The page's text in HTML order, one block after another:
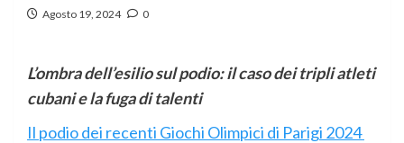
Agosto 19, 2024 0
L’ombra dell’esilio sul podio: il caso dei tripli atleti
cubani e la fuga di talenti
Il podio dei recenti Giochi Olimpici di Parigi 2024